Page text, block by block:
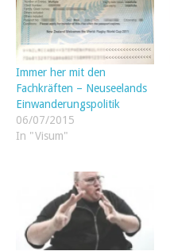
Immer her mit den
Fachkräften – Neuseelands
Einwanderungspolitik
06/07/2015
In "Visum"